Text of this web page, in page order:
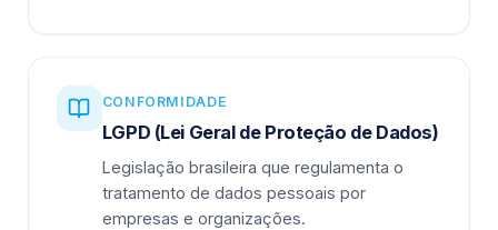
CONFORMIDADE
LGPD (Lei Geral de Proteção de Dados)
Legislação brasileira que regulamenta o
tratamento de dados pessoais por
empresas e organizações.